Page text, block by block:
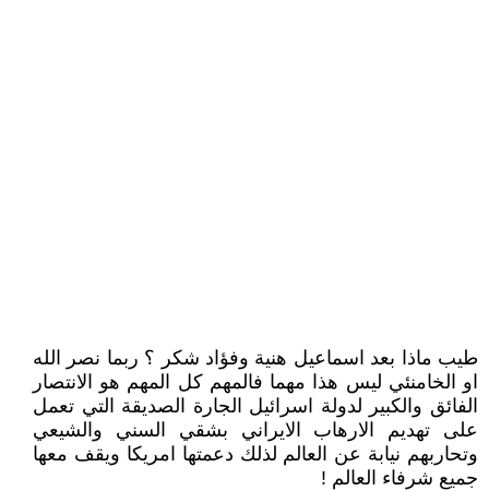
طيب ماذا بعد اسماعيل هنية وفؤاد شكر ؟ ربما نصر الله
او الخامنئي ليس هذا مهما فالمهم كل المهم هو الانتصار
الفائق والكبير لدولة اسرائيل الجارة الصديقة التي تعمل
على تهديم الارهاب الايراني بشقي السني والشيعي
وتحاربهم نيابة عن العالم لذلك دعمتها امريكا ويقف معها
جميع شرفاء العالم !